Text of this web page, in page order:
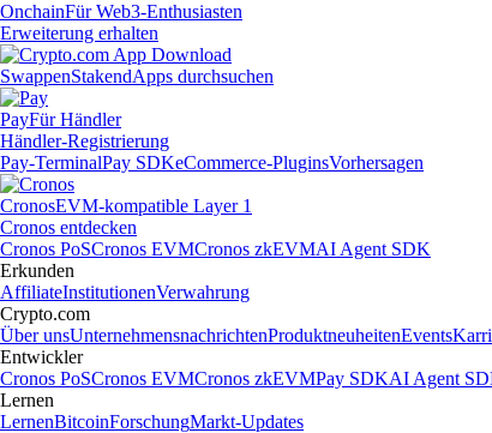
OnchainFür Web3-Enthusiasten
Erweiterung erhalten
SwappenStakendApps durchsuchen
PayFür Händler
Händler-Registrierung
Pay-TerminalPay SDKeCommerce-PluginsVorhersagen
CronosEVM-kompatible Layer 1
Cronos entdecken
Cronos PoSCronos EVMCronos zkEVMAI Agent SDK
Erkunden
AffiliateInstitutionenVerwahrung
Crypto.com
Über unsUnternehmensnachrichtenProduktneuheitenEvents
Entwickler
Cronos PoSCronos EVMCronos zkEVMPay SDKAI Agent
Lernen
LernenBitcoinForschungMarkt-Updates